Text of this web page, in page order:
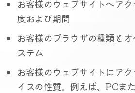
お客様のウェブサイトへア
度および期間
お客様のブラウザの種類と
ステム
お客様のウェブサイトにア
イスの性質。例えば、PCま